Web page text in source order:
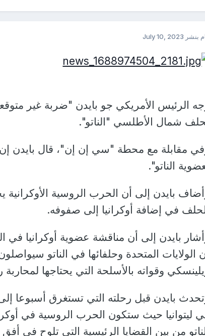
بنشر July 10, 2023
الرئيس الأمريكي جو بايدن "ضربة غير
شمال الأطلسي "الناتو".
مقابلة مع محطة "سي إن إن"، قال بايدن
الناتو".
بايدن إلى أن الحرب الروسية الأوكرانية
في إضافة أوكرانيا إلى صفوفه.
بايدن إلى أن مناقشة عضوية أوكرانيا في
الولايات المتحدة وحلفائها في الناتو
وقواته بالأسلحة التي يحتاجها لمحاربة
بايدن قبل رحلته التي تستغرق أسبوعا إلى
ليتوانيا حيث ستكون الحرب الروسية في
من بين القضايا الرئيسية التي تلوح في أفق